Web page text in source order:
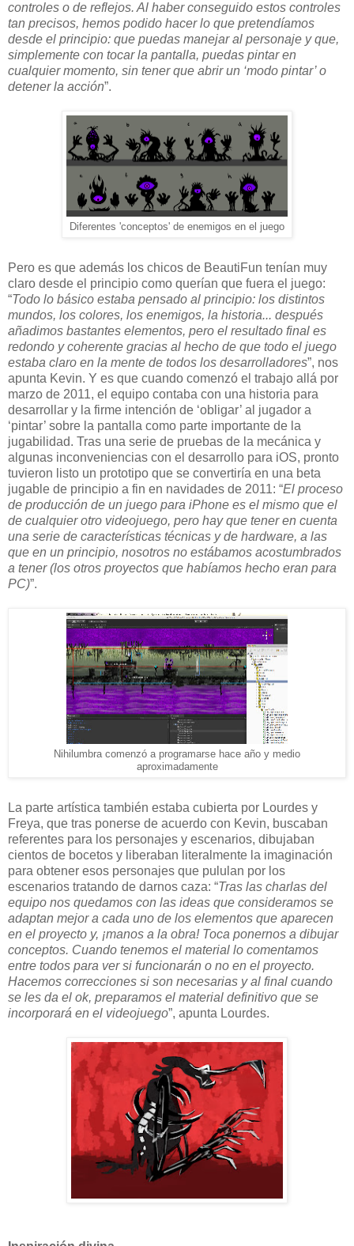
controles o de reflejos. Al haber conseguido estos controles
tan precisos, hemos podido hacer lo que pretendíamos
desde el principio: que puedas manejar al personaje y que,
simplemente con tocar la pantalla, puedas pintar en
cualquier momento, sin tener que abrir un ‘modo pintar’ o
detener la acción”.
Diferentes 'conceptos' de enemigos en el juego
Pero es que además los chicos de BeautiFun tenían muy
claro desde el principio como querían que fuera el juego:
“Todo lo básico estaba pensado al principio: los distintos
mundos, los colores, los enemigos, la historia... después
añadimos bastantes elementos, pero el resultado final es
redondo y coherente gracias al hecho de que todo el juego
estaba claro en la mente de todos los desarrolladores”, nos
apunta Kevin. Y es que cuando comenzó el trabajo allá por
marzo de 2011, el equipo contaba con una historia para
desarrollar y la firme intención de ‘obligar’ al jugador a
‘pintar’ sobre la pantalla como parte importante de la
jugabilidad. Tras una serie de pruebas de la mecánica y
algunas inconveniencias con el desarrollo para iOS, pronto
tuvieron listo un prototipo que se convertiría en una beta
jugable de principio a fin en navidades de 2011: “El proceso
de producción de un juego para iPhone es el mismo que el
de cualquier otro videojuego, pero hay que tener en cuenta
una serie de características técnicas y de hardware, a las
que en un principio, nosotros no estábamos acostumbrados
a tener (los otros proyectos que habíamos hecho eran para
PC)”.
Nihilumbra comenzó a programarse hace año y medio
aproximadamente
La parte artística también estaba cubierta por Lourdes y
Freya, que tras ponerse de acuerdo con Kevin, buscaban
referentes para los personajes y escenarios, dibujaban
cientos de bocetos y liberaban literalmente la imaginación
para obtener esos personajes que pululan por los
escenarios tratando de darnos caza: “Tras las charlas del
equipo nos quedamos con las ideas que consideramos se
adaptan mejor a cada uno de los elementos que aparecen
en el proyecto y, ¡manos a la obra! Toca ponernos a dibujar
conceptos. Cuando tenemos el material lo comentamos
entre todos para ver si funcionarán o no en el proyecto.
Hacemos correcciones si son necesarias y al final cuando
se les da el ok, preparamos el material definitivo que se
incorporará en el videojuego”, apunta Lourdes.